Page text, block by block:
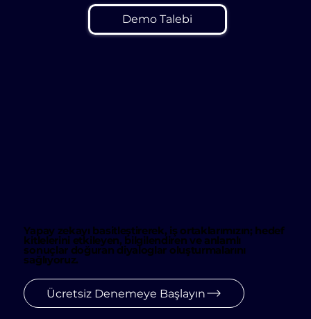
Demo Talebi
Yapay zekayı basitleştirerek, iş ortaklarımızın; hedef
kitlelerini etkileyen, bilgilendiren ve anlamlı
sonuçlar doğuran diyaloglar oluşturmalarını
sağlıyoruz.
Ücretsiz Denemeye Başlayın